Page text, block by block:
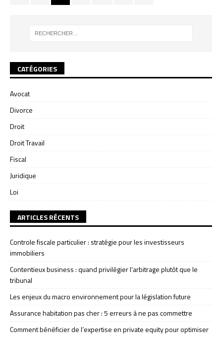
CATÉGORIES
Avocat
Divorce
Droit
Droit Travail
Fiscal
Juridique
Loi
ARTICLES RÉCENTS
Controle fiscale particulier : stratégie pour les investisseurs
immobiliers
Contentieux business : quand privilégier l’arbitrage plutôt que le
tribunal
Les enjeux du macro environnement pour la législation future
Assurance habitation pas cher : 5 erreurs à ne pas commettre
Comment bénéficier de l’expertise en private equity pour optimiser